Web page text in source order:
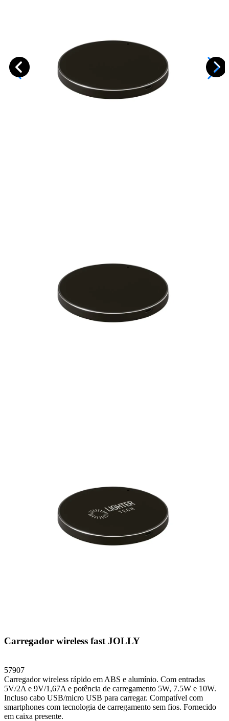
Carregador wireless fast JOLLY
57907
Carregador wireless rápido em ABS e alumínio. Com entradas
5V/2A e 9V/1,67A e potência de carregamento 5W, 7.5W e 10W.
Incluso cabo USB/micro USB para carregar. Compatível com
smartphones com tecnologia de carregamento sem fios. Fornecido
em caixa presente.